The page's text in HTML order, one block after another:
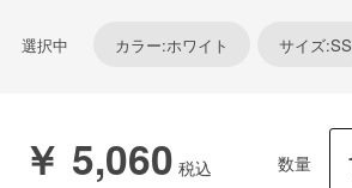
選択中 カラー:ホワイト サイズ:SS
￥ 5,060 数量